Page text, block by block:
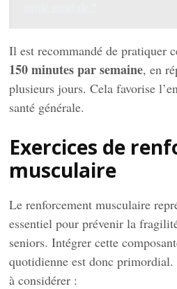
Il est recommandé de pratiquer
150 minutes par semaine, en
plusieurs jours. Cela favorise
santé générale.
Exercices de
musculaire
Le renforcement musculaire
essentiel pour prévenir la
seniors. Intégrer cette
quotidienne est donc
à considérer :